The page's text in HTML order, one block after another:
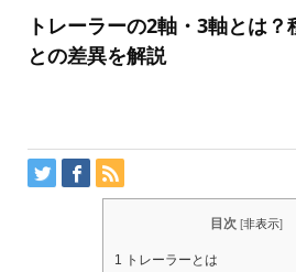
トレーラーの2軸・3軸とは
との差異を解説
目次 [非表示]
1 トレーラーとは